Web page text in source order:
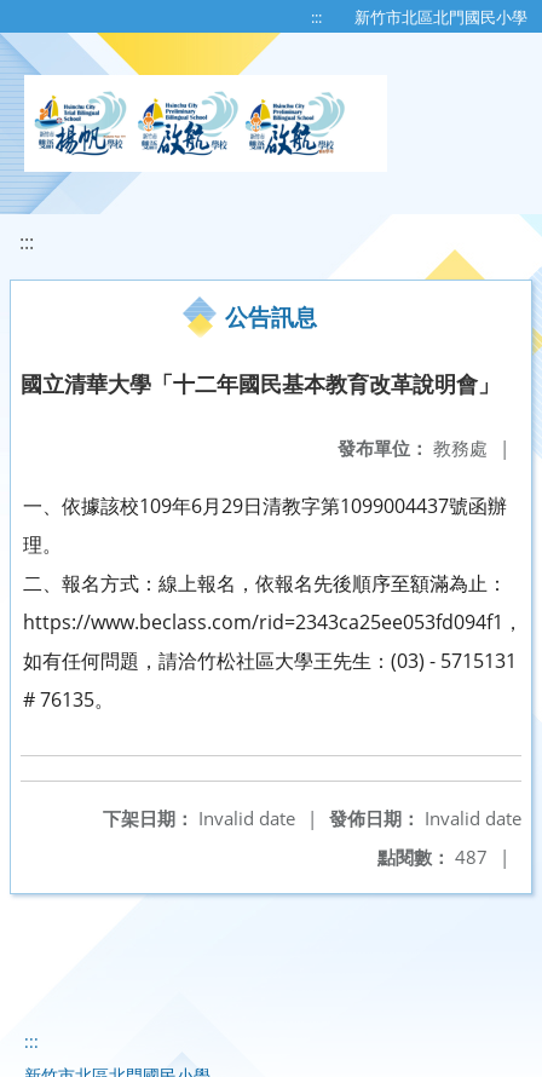
::: 新竹市北區北門國民小學
:::
公告訊息
國立清華大學「十二年國民基本教育改革說明會」
發布單位： 教務處 |
一、依據該校109年6月29日清教字第1099004437號函辦
理。
二、報名方式：線上報名，依報名先後順序至額滿為止：
https://www.beclass.com/rid=2343ca25ee053fd094f1，
如有任何問題，請洽竹松社區大學王先生：(03) - 5715131
# 76135。
發佈日期： Invalid date
下架日期： Invalid date
|
點閱數： 487 |
:::